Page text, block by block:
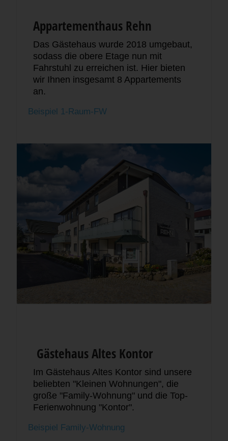
Appartementhaus Rehn
Das Gästehaus wurde 2018 umgebaut,
sodass die obere Etage nun mit
Fahrstuhl zu erreichen ist. Hier bieten
wir Ihnen insgesamt 8 Appartements
an.
Beispiel 1-Raum-FW
Gästehaus Altes Kontor
Im Gästehaus Altes Kontor sind unsere
beliebten "Kleinen Wohnungen", die
große "Family-Wohnung" und die Top-
Ferienwohnung "Kontor".
Beispiel Family-Wohnung